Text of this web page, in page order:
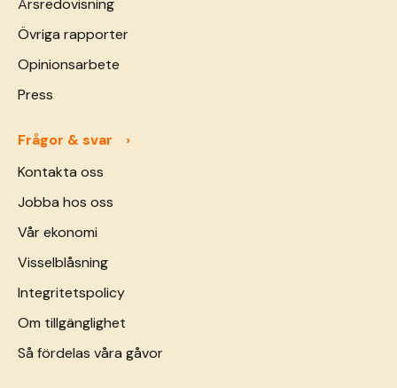
Årsredovisning
Övriga rapporter
Opinionsarbete
Press
Frågor & svar
Kontakta oss
Jobba hos oss
Vår ekonomi
Visselblåsning
Integritetspolicy
Om tillgänglighet
Så fördelas våra gåvor